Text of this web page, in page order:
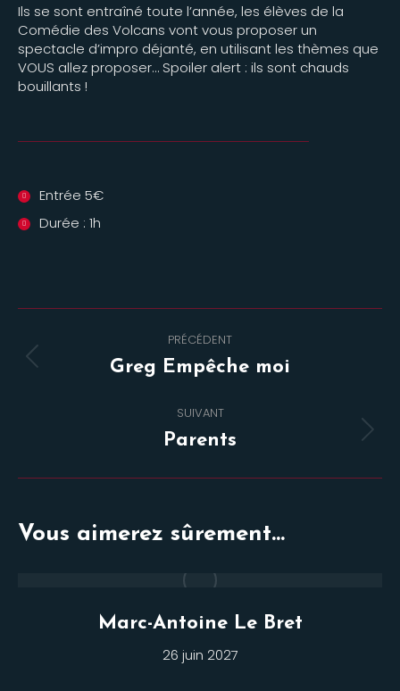
Ils se sont entraîné toute l’année, les élèves de la
Comédie des Volcans vont vous proposer un
spectacle d’impro déjanté, en utilisant les thèmes que
VOUS allez proposer… Spoiler alert : ils sont chauds
bouillants !
Entrée 5€
Durée : 1h
de
commentaire
PRÉCÉDENT
Onglet
Greg Empêche moi
SUIVANT
Projets
Parents
Vous aimerez sûrement...
Marc-Antoine Le Bret
26 juin 2027